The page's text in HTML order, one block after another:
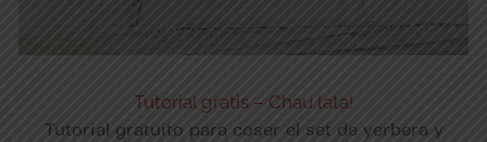
Tutorial gratis – Chau lata!
Tutorial gratuito para coser el set de yerbera y